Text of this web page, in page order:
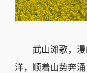
武山滩歌，漫
洋，顺着山势奔